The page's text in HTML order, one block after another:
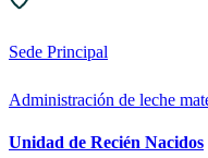
Sede Principal
Administración de leche
Unidad de Recién Nacidos